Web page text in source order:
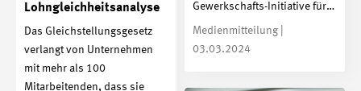
Gewerkschafts-Initiative für…
Medienmitteilung |
03.03.2024
Lohngleichheitsanalyse
Das Gleichstellungsgesetz
verlangt von Unternehmen
mit mehr als 100
Mitarbeitenden, dass sie